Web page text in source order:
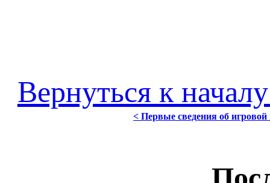
Вернуться к
< Первые сведения об